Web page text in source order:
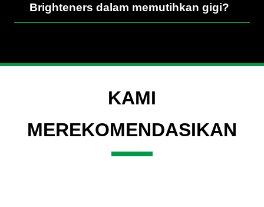
Brighteners dalam memutihkan gigi?
KAMI
MEREKOMENDASIKAN